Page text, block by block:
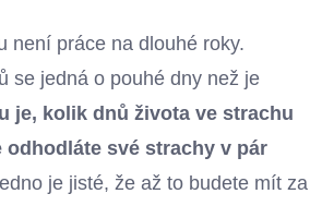
není práce na dlouhé roky.
se jedná o pouhé dny než je
je, kolik dnů života ve strachu
odhodláte své strachy v pár
je jisté, že až to budete mít za